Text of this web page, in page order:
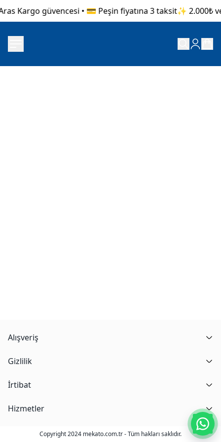
Kargo güvencesi • 💳 Peşin fiyatına 3 taksit✨ 2.000₺
Alışveriş
Gizlilik
İrtibat
Hizmetler
Copyright 2024 mekato.com.tr - Tüm hakları saklıdır.